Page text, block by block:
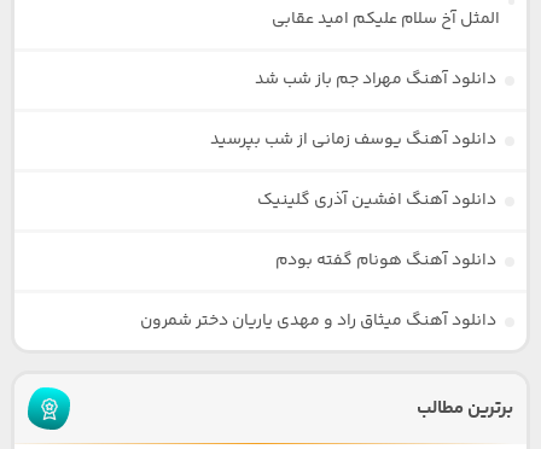
المثل آخ سلام علیکم امید عقابی
دانلود آهنگ مهراد جم باز شب شد
دانلود آهنگ یوسف زمانی از شب بپرسید
دانلود آهنگ افشین آذری گلینیک
دانلود آهنگ هونام گفته بودم
دانلود آهنگ میثاق راد و مهدی یاریان دختر شمرون
برترین مطالب